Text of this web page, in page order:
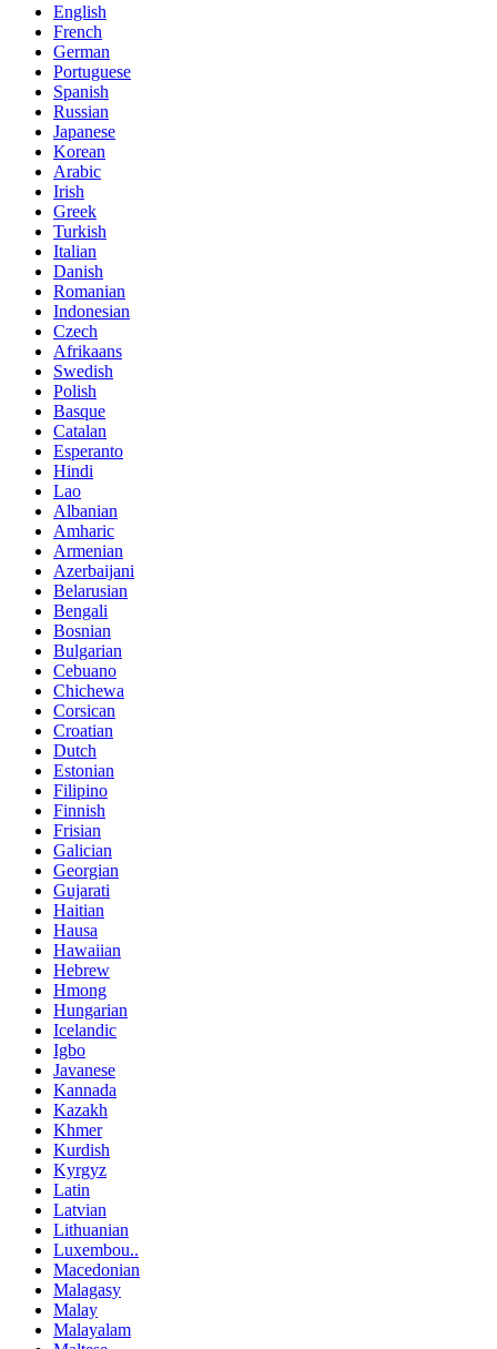
English
French
German
Portuguese
Spanish
Russian
Japanese
Korean
Arabic
Irish
Greek
Turkish
Italian
Danish
Romanian
Indonesian
Czech
Afrikaans
Swedish
Polish
Basque
Catalan
Esperanto
Hindi
Lao
Albanian
Amharic
Armenian
Azerbaijani
Belarusian
Bengali
Bosnian
Bulgarian
Cebuano
Chichewa
Corsican
Croatian
Dutch
Estonian
Filipino
Finnish
Frisian
Galician
Georgian
Gujarati
Haitian
Hausa
Hawaiian
Hebrew
Hmong
Hungarian
Icelandic
Igbo
Javanese
Kannada
Kazakh
Khmer
Kurdish
Kyrgyz
Latin
Latvian
Lithuanian
Luxembou..
Macedonian
Malagasy
Malay
Malayalam